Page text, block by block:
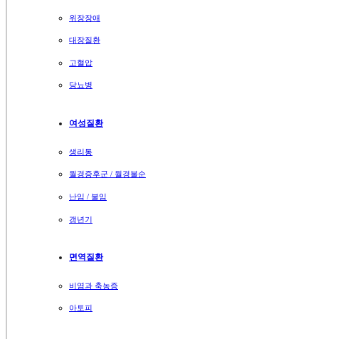
위장장애
대장질환
고혈압
당뇨병
여성질환
생리통
월경증후군 / 월경불순
난임 / 불임
갱년기
면역질환
비염과 축농증
아토피